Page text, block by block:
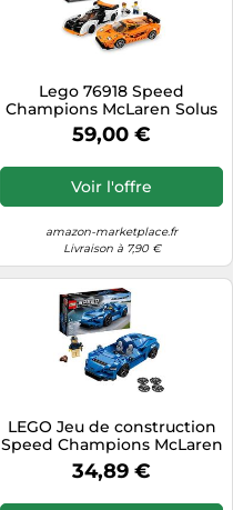
Lego 76918 Speed
Champions McLaren Solus
GT & McLaren F1 LM, 2
Jouets emblématiques de
garçons et Filles, kit de
Construction de modèle
Collection 2023
59,00 €
Voir l'offre
amazon-marketplace.fr
Livraison à 7,90 €
LEGO Jeu de construction
Speed Champions McLaren
Elva 76902 - 263 pièces -
Nouveauté 2021
34,89 €